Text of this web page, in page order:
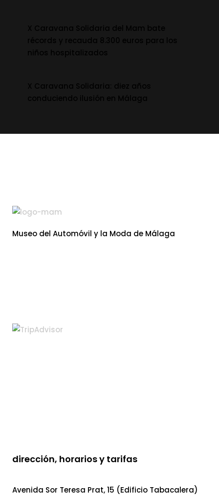
Museo del Automóvil y la Moda de Málaga
dirección, horarios y tarifas
Avenida Sor Teresa Prat, 15 (Edificio Tabacalera)